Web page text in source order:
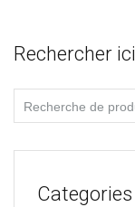
Rechercher ici
Recherche
pour :
Categories